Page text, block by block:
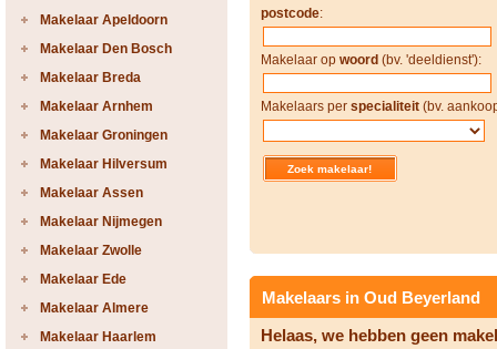
Makelaar Apeldoorn
Makelaar Den Bosch
Makelaar Breda
Makelaar Arnhem
Makelaar Groningen
Makelaar Hilversum
Makelaar Assen
Makelaar Nijmegen
Makelaar Zwolle
Makelaar Ede
Makelaar Almere
Makelaar Haarlem
postcode:
Makelaar op woord (bv. 'deeldienst'):
Makelaars per specialiteit (bv.
Makelaars in Oud Beyerland
Helaas, we hebben geen